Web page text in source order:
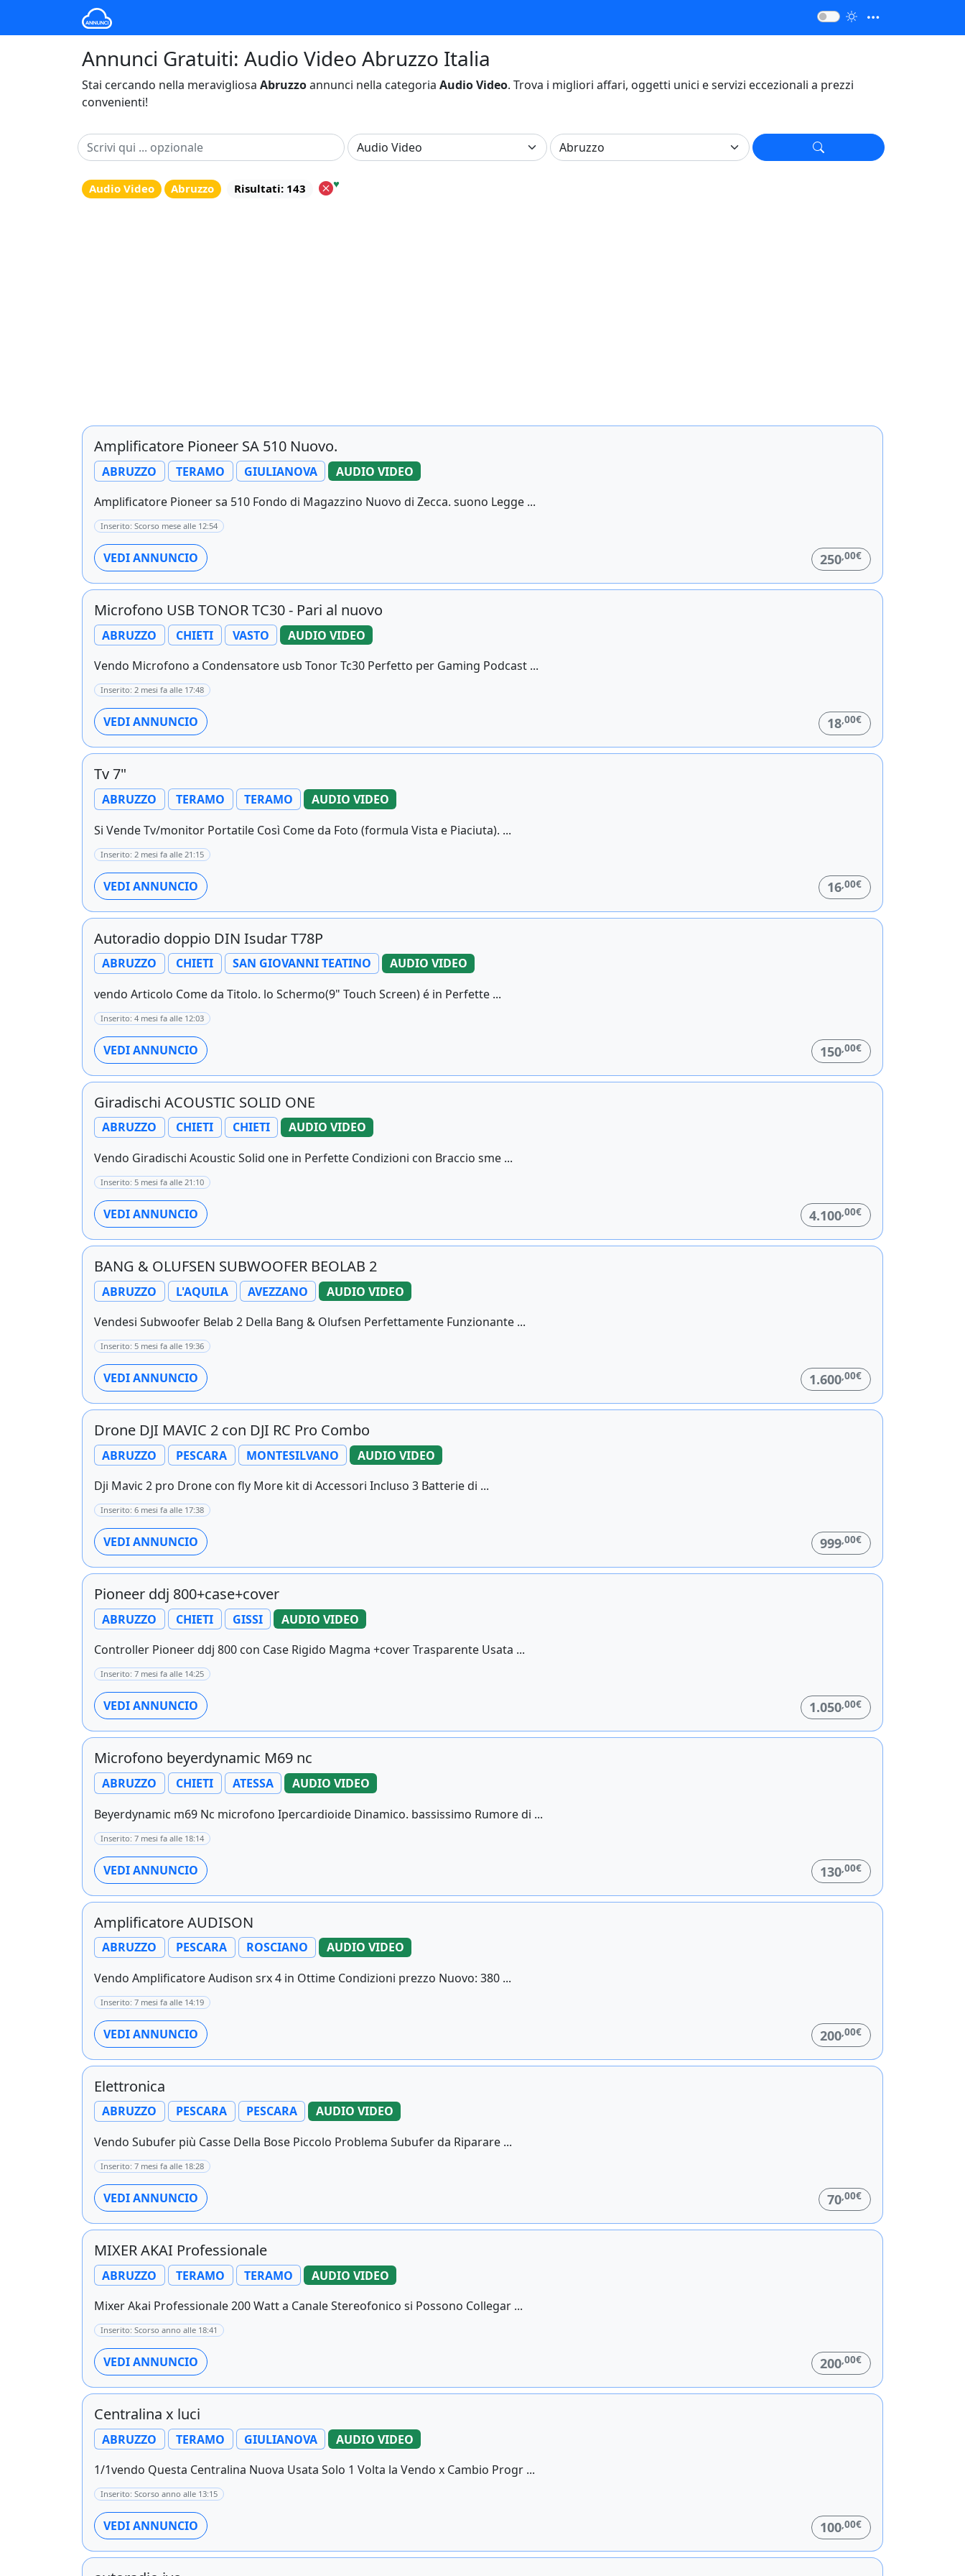
Annunci Gratuiti: Audio Video Abruzzo Italia
Stai cercando nella meravigliosa Abruzzoannunci nella categoria Audio Video. Trova i migliori affari, oggetti unici e servizi eccezionali a prezzi
convenienti!
Audio Video Abruzzo Risultati: 143 ♥
Amplificatore Pioneer SA 510 Nuovo.
ABRUZZO TERAMO GIULIANOVA
AUDIO VIDEO
Amplificatore Pioneer sa 510 Fondo di Magazzino Nuovo di Zecca. suono Legge ...
Inserito: Scorso mese alle 12:54
VEDI ANNUNCIO 250,00€
Microfono USB TONOR TC30 - Pari al nuovo
ABRUZZO CHIETI VASTO
AUDIO VIDEO
Vendo Microfono a Condensatore usb Tonor Tc30 Perfetto per Gaming Podcast ...
Inserito: 2 mesi fa alle 17:48
VEDI ANNUNCIO 18,00€
Tv 7"
ABRUZZO TERAMO TERAMO
AUDIO VIDEO
Si Vende Tv/monitor Portatile Così Come da Foto (formula Vista e Piaciuta). ...
Inserito: 2 mesi fa alle 21:15
VEDI ANNUNCIO 16,00€
Autoradio doppio DIN Isudar T78P
ABRUZZO CHIETI SAN GIOVANNI TEATINO
AUDIO VIDEO
vendo Articolo Come da Titolo. lo Schermo(9" Touch Screen) é in Perfette ...
Inserito: 4 mesi fa alle 12:03
VEDI ANNUNCIO 150,00€
Giradischi ACOUSTIC SOLID ONE
ABRUZZO CHIETI CHIETI
AUDIO VIDEO
Vendo Giradischi Acoustic Solid one in Perfette Condizioni con Braccio sme ...
Inserito: 5 mesi fa alle 21:10
VEDI ANNUNCIO 4.100,00€
BANG & OLUFSEN SUBWOOFER BEOLAB 2
ABRUZZO L'AQUILA AVEZZANO
AUDIO VIDEO
Vendesi Subwoofer Belab 2 Della Bang & Olufsen Perfettamente Funzionante ...
Inserito: 5 mesi fa alle 19:36
VEDI ANNUNCIO 1.600,00€
Drone DJI MAVIC 2 con DJI RC Pro Combo
ABRUZZO PESCARA MONTESILVANO
AUDIO VIDEO
Dji Mavic 2 pro Drone con fly More kit di Accessori Incluso 3 Batterie di ...
Inserito: 6 mesi fa alle 17:38
VEDI ANNUNCIO 999,00€
Pioneer ddj 800+case+cover
ABRUZZO CHIETI GISSI
AUDIO VIDEO
Controller Pioneer ddj 800 con Case Rigido Magma +cover Trasparente Usata ...
Inserito: 7 mesi fa alle 14:25
VEDI ANNUNCIO 1.050 ,00€
Microfono beyerdynamic M69 nc
ABRUZZO CHIETI ATESSA
AUDIO VIDEO
Beyerdynamic m69 Nc microfono Ipercardioide Dinamico. bassissimo Rumore di ...
Inserito: 7 mesi fa alle 18:14
VEDI ANNUNCIO 130,00€
Amplificatore AUDISON
ABRUZZO PESCARA ROSCIANO
AUDIO VIDEO
Vendo Amplificatore Audison srx 4 in Ottime Condizioni prezzo Nuovo: 380 ...
Inserito: 7 mesi fa alle 14:19
VEDI ANNUNCIO 200,00€
Elettronica
ABRUZZO PESCARA PESCARA
AUDIO VIDEO
Vendo Subufer più Casse Della Bose Piccolo Problema Subufer da Riparare ...
Inserito: 7 mesi fa alle 18:28
VEDI ANNUNCIO 70,00€
MIXER AKAI Professionale
ABRUZZO TERAMO TERAMO
AUDIO VIDEO
Mixer Akai Professionale 200 Watt a Canale Stereofonico si Possono Collegar ...
Inserito: Scorso anno alle 18:41
VEDI ANNUNCIO 200,00€
Centralina x luci
ABRUZZO TERAMO GIULIANOVA
AUDIO VIDEO
1/1vendo Questa Centralina Nuova Usata Solo 1 Volta la Vendo x Cambio Progr ...
Inserito: Scorso anno alle 13:15
VEDI ANNUNCIO 100 ,00€